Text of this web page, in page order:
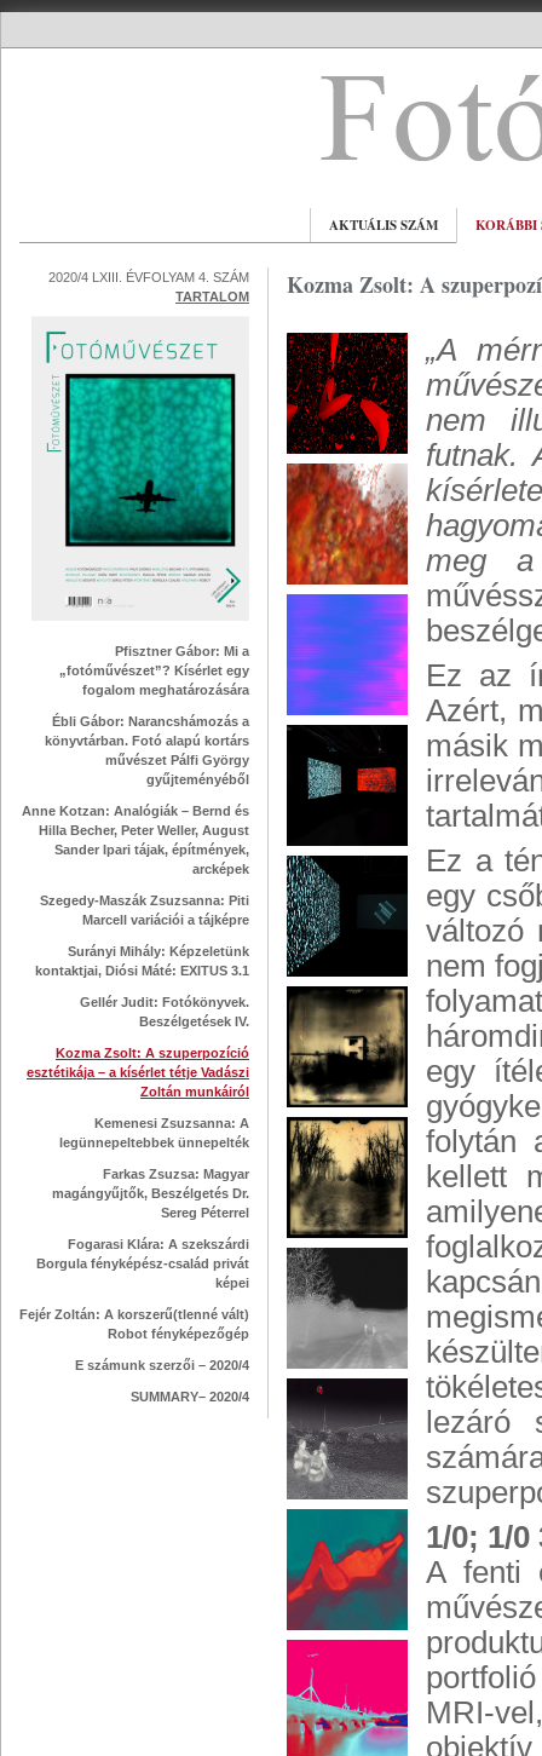
AKTUÁLIS SZÁM KORÁBBI
2020/4 LXIII. ÉVFOLYAM 4. SZÁM
TARTALOM
Pfisztner Gábor: Mi a
„fotóművészet”? Kísérlet egy
fogalom meghatározására
Ébli Gábor: Narancshámozás a
könyvtárban. Fotó alapú kortárs
művészet Pálfi György
gyűjteményéből
Anne Kotzan: Analógiák – Bernd és
Hilla Becher, Peter Weller, August
Sander Ipari tájak, építmények,
arcképek
Szegedy-Maszák Zsuzsanna: Piti
Marcell variációi a tájképre
Surányi Mihály: Képzeletünk
kontaktjai, Diósi Máté: EXITUS 3.1
Gellér Judit: Fotókönyvek.
Beszélgetések IV.
Kozma Zsolt: A szuperpozíció
esztétikája – a kísérlet tétje Vadászi
Zoltán munkáiról
Kemenesi Zsuzsanna: A
legünnepeltebbek ünnepelték
Farkas Zsuzsa: Magyar
magángyűjtők, Beszélgetés Dr.
Sereg Péterrel
Fogarasi Klára: A szekszárdi
Borgula fényképész-család privát
képei
Fejér Zoltán: A korszerű(tlenné vált)
Robot fényképezőgép
E számunk szerzői – 2020/4
SUMMARY– 2020/4
Kozma Zsolt: A
„A
nem
futnak.
meg a
Ez az
Azért,
másik
Ez a
egy
változó
nem
egy
folytán
kellett
lezáró
1/0; 1/0
A fenti
MRI-